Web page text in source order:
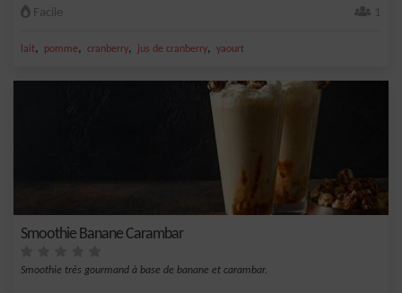
Facile 1
lait, pomme, cranberry, jus de cranberry, yaourt
Smoothie Banane Carambar
Smoothie très gourmand à base de banane et carambar.